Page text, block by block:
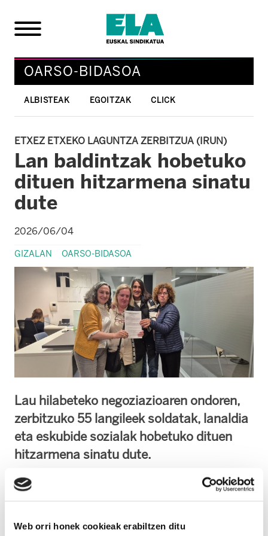
Web orri honek cookieak erabiltzen ditu
OARSO-BIDASOA
ALBISTEAK EGOITZAK CLICK
ETXEZ ETXEKO LAGUNTZA ZERBITZUA (IRUN)
Lan baldintzak hobetuko
dituen hitzarmena sinatu
dute
2026/06/04
GIZALAN OARSO-BIDASOA
Lau hilabeteko negoziazioaren ondoren,
zerbitzuko 55 langileek soldatak, lanaldia
eta eskubide sozialak hobetuko dituen
hitzarmena sinatu dute.
Irungo Etxez Etxeko Laguntza Zerbitzuko 55
langileek hitzarmen kolektibo berria sinatu
dute gaur, lau hilabeteko negoziazio